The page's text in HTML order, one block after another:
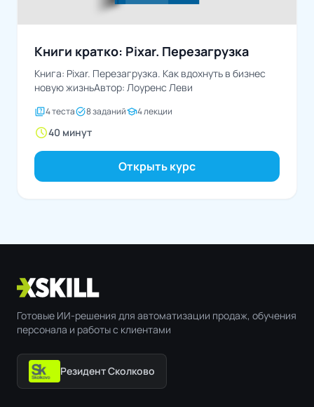
Книги кратко: Pixar. Перезагрузка
Книга: Pixar. Перезагрузка. Как вдохнуть в бизнес
новую жизньАвтор: Лоуренс Леви
quiz4 тестаtask_alt8 заданийschool4 лекции
schedule40 минут
Открыть курс
Готовые ИИ-решения для автоматизации продаж, обучения
персонала и работы с клиентами
Резидент Сколково